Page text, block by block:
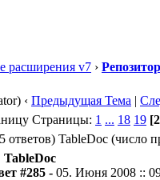
расширения v7 ›
‹ Предыдущая Тема |
Страницы: 1 ... 18 19
TableDoc (число
TableDoc
#285 - 05. Июня 2008 ::